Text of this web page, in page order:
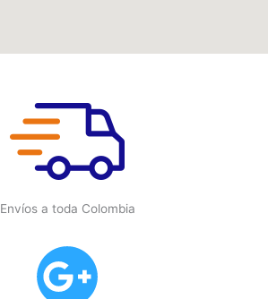
Envíos a toda Colombia